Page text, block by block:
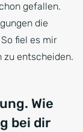
gefallen.
die
fiel es mir
zu entscheiden.
Wie
bei dir